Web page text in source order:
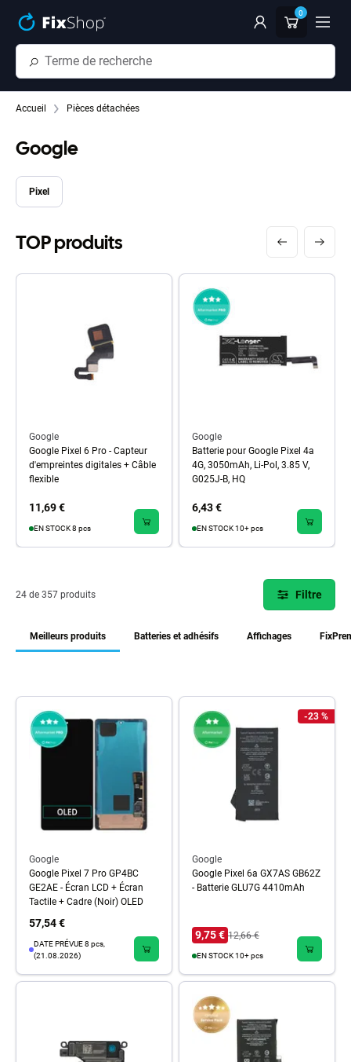
0
Accueil Pièces détachées
Google
Pixel
TOP produits
Google
Google Pixel 6 Pro - Capteur
d'empreintes digitales + Câble
flexible
11,69 €
EN STOCK 8 pcs
Google
Batterie pour Google Pixel 4a
4G, 3050mAh, Li-Pol, 3.85 V,
G025J-B, HQ
6,43 €
EN STOCK 10+ pcs
24 de 357 produits Filtre
Meilleurs produits Batteries et adhésifs Affichages
Google
Google Pixel 7 Pro GP4BC
GE2AE - Écran LCD + Écran
Tactile + Cadre (Noir) OLED
57,54 €
DATE PRÉVUE 8 pcs,
(21.08.2026)
-23 %
Google
Google Pixel 6a GX7AS GB62Z
- Batterie GLU7G 4410mAh
9,75 € 12,66 €
EN STOCK 10+ pcs